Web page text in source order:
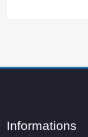
Informations